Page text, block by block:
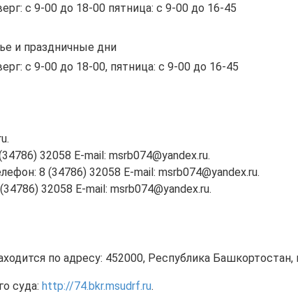
с 9-00 до 18-00 пятница: с 9-00 до 16-45
и праздничные дни
с 9-00 до 18-00, пятница: с 9-00 до 16-45
32058 E-mail: msrb074@yandex.ru.
8 (34786) 32058 E-mail: msrb074@yandex.ru.
32058 E-mail: msrb074@yandex.ru.
по адресу: 452000, Республика Башкортостан,
суда: http://74.bkr.msudrf.ru.